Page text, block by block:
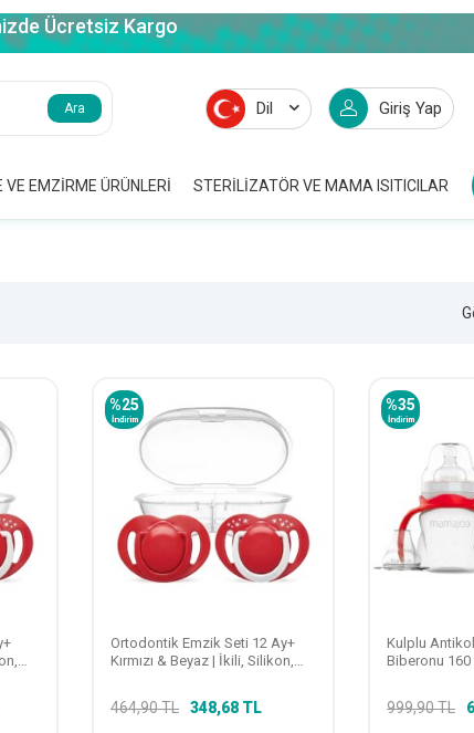
Ücretsiz Kargo
Ara Dil Giriş Yap
VE EMZIRME ÜRÜNLERI STERILIZATÖR VE MAMA ISITICILAR
%25
İndirim
Ortodontik Emzik Seti 12 Ay+
Kırmızı & Beyaz | İkili, Silikon,
464,90TL 348,68 TL
%35
İndirim
Kulplu
Biberonu
999,90TL